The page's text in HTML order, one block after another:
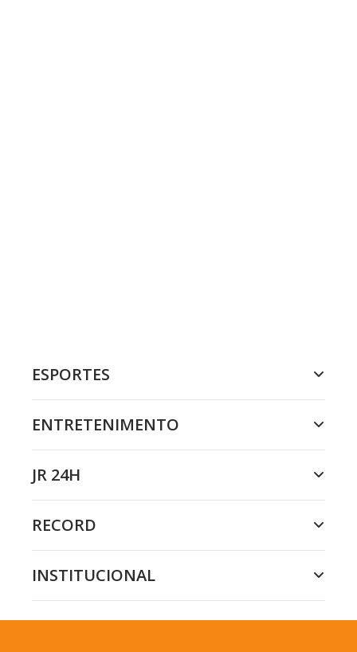
ESPORTES
ENTRETENIMENTO
JR 24H
RECORD
INSTITUCIONAL